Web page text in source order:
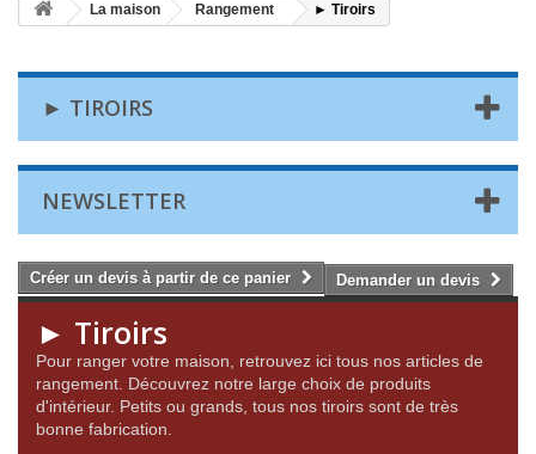
La maison Rangement ► Tiroirs
► TIROIRS
NEWSLETTER
Créer un devis à partir de ce panier Demander un devis
► Tiroirs
Pour ranger votre maison, retrouvez ici tous nos articles de
rangement. Découvrez notre large choix de produits
d'intérieur. Petits ou grands, tous nos tiroirs sont de très
bonne fabrication.